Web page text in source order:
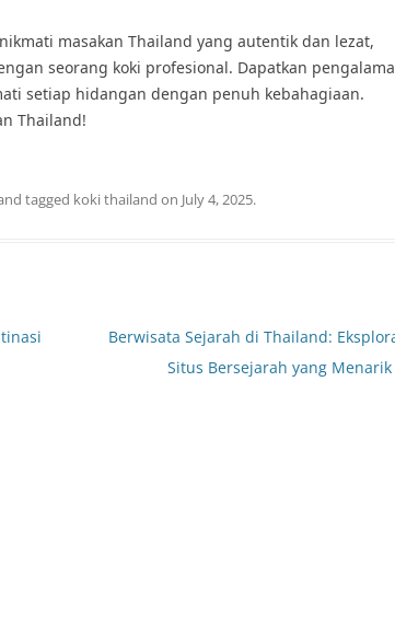
masakan Thailand yang autentik dan lezat,
seorang koki profesional. Dapatkan
setiap hidangan dengan penuh kebahagiaan.
Thailand!
tagged koki thailand on July 4, 2025.
Berwisata Sejarah di Thailand:
Situs Bersejarah yang Menarik